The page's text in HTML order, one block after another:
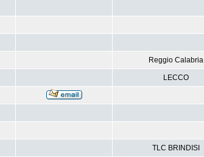
Reggio Calabria
LECCO
TLC BRINDISI